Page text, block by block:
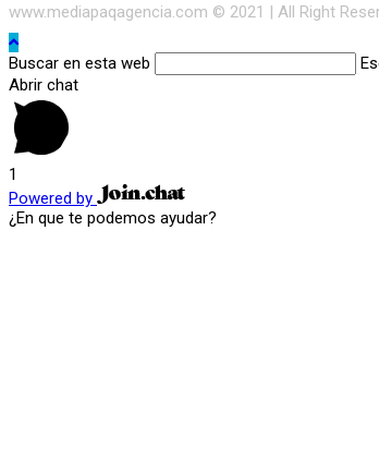
www.mediapaqagencia.com © 2021 | All Right
Buscar en esta web
Abrir chat
1
Powered by
¿En que te podemos ayudar?